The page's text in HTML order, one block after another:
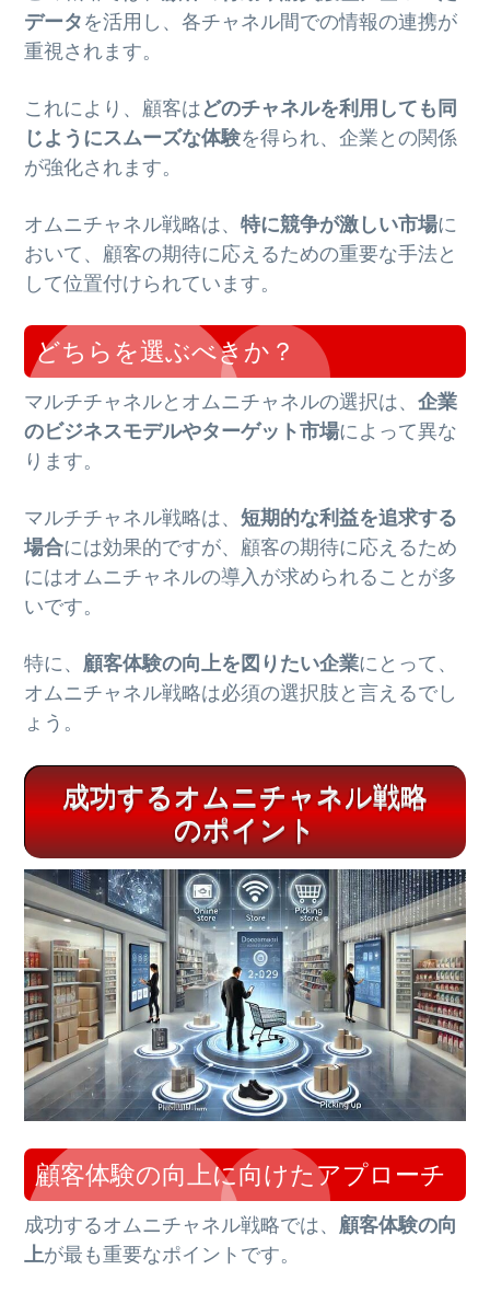
データ を活用し、各チャネル間での情報の連携が
重視されます。
これにより、顧客は どのチャネルを利用しても同
じようにスムーズな体験を得られ、企業との関係
が強化されます。
オムニチャネル戦略は、特に競争が激しい市場に
おいて、顧客の期待に応えるための重要な手法と
して位置付けられています。
どちらを選ぶべきか？
マルチチャネルとオムニチャネルの選択は、企業
のビジネスモデルやターゲット市場によって異な
ります。
マルチチャネル戦略は、短期的な利益を追求する
場合には効果的ですが、顧客の期待に応えるため
にはオムニチャネルの導入が求められることが多
いです。
特に、 顧客体験の向上を図りたい企業にとって、
オムニチャネル戦略は必須の選択肢と言えるでし
ょう。
成功するオムニチャネル戦略
のポイント
顧客体験の向上に向けたアプローチ
成功するオムニチャネル戦略では、 顧客体験の向
上が最も重要なポイントです。